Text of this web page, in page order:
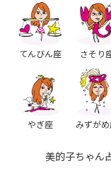
てんびん座 さそり
やぎ座 みずが
美的子ちゃん